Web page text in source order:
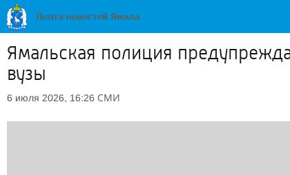
Ямальская полиция
вузы
6 июля 2026, 16:26 СМИ